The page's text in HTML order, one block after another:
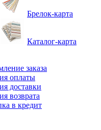
Брелок-карта
Каталог-карта
заказа
оплаты
доставки
возврата
в кредит